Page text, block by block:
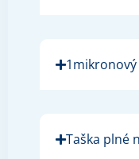
1mikronový
Taška plné